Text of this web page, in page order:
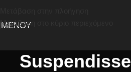
Μετάβαση στο κύριο περιεχόμενο
ΜΕΝΟΎ